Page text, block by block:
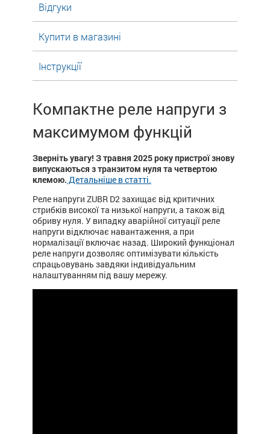
Відгуки
Купити в магазині
Інструкції
Компактне реле напруги з
максимумом функцій
Зверніть увагу! З травня 2025 року пристрої знову
випускаються з транзитом нуля та четвертою
клемою. Детальніше в статті.
Реле напруги ZUBR D2 захищає від критичних
стрибків високої та низької напруги, а також від
обриву нуля. У випадку аварійної ситуації реле
напруги відключає навантаження, а при
нормалізації включає назад. Широкий функціонал
реле напруги дозволяє оптимізувати кількість
спрацьовувань завдяки індивідуальним
налаштуванням під вашу мережу.